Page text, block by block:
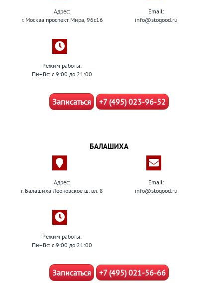
Адрес:
г. Москва проспект Мира, 96с16
Email:
info@stogood.ru
Режим работы:
Пн–Вс: с 9:00 до 21:00
Записаться +7 (495) 023-96-52
БАЛАШИХА
Адрес:
г. Балашиха Леоновское ш. вл. 8
Email:
info@stogood.ru
Режим работы:
Пн–Вс: с 9:00 до 21:00
Записаться +7 (495) 021-56-66